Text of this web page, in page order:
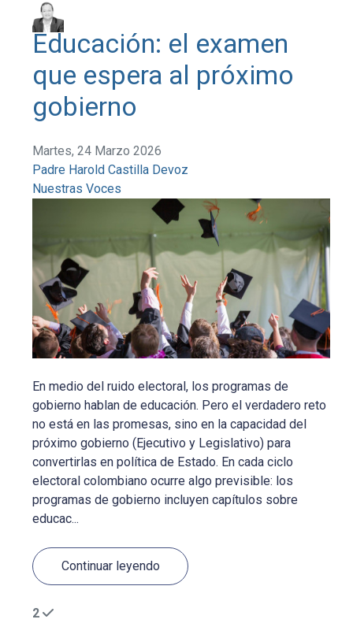
Educación: el examen
que espera al próximo
gobierno
Martes, 24 Marzo 2026
Padre Harold Castilla Devoz
Nuestras Voces
En medio del ruido electoral, los programas de
gobierno hablan de educación. Pero el verdadero reto
no está en las promesas, sino en la capacidad del
próximo gobierno (Ejecutivo y Legislativo) para
convertirlas en política de Estado. En cada ciclo
electoral colombiano ocurre algo previsible: los
programas de gobierno incluyen capítulos sobre
educac...
Continuar leyendo
2